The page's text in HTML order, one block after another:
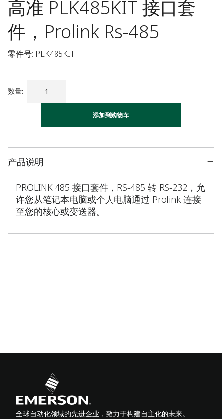
高准 PLK485KIT 接口套
件，Prolink Rs-485
零件号: PLK485KIT
数量:
添加到购物车
产品说明
PROLINK 485 接口套件，RS-485 转 RS-232，允
许您从笔记本电脑或个人电脑通过 Prolink 连接
至您的核心或变送器。
全球自动化领域的先进企业，致力于构建自主化的未来。